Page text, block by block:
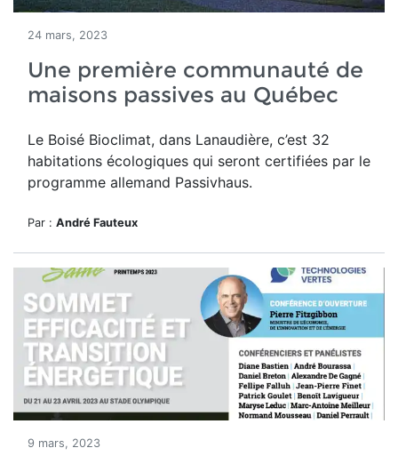
24 mars, 2023
Une première communauté de
maisons passives au Québec
Le Boisé Bioclimat, dans Lanaudière, c’est 32
habitations écologiques qui seront certifiées par le
programme allemand Passivhaus.
Par : André Fauteux
9 mars, 2023